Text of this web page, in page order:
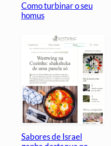
Como turbinar o seu
homus
Sabores de Israel